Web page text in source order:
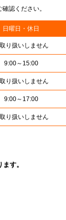
認ください。
日曜日・休日
り扱いしません
9:00～15:00
り扱いしません
9:00～17:00
り扱いしません
す。